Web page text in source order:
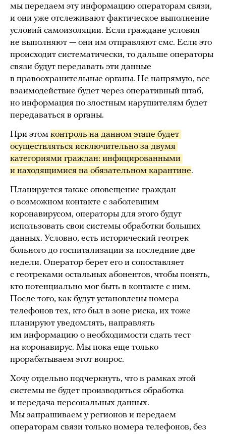
мы передаем эту информацию операторам связи,
и они уже отслеживают фактическое выполнение
условий самоизоляции. Если граждане условия
не выполняют — они им отправляют смс. Если это
происходит систематически, то дальше операторы
связи будут передавать эти данные
в правоохранительные органы. Не напрямую, все
взаимодействие будет через оперативный штаб,
но информация по злостным нарушителям будет
передаваться в органы.
При этом контроль на данном этапе будет
осуществляться исключительно за двумя
категориями граждан: инфицированными
и находящимися на обязательном карантине.
Планируется также оповещение граждан
о возможном контакте с заболевшим
коронавирусом, операторы для этого будут
использовать свои системы обработки больших
данных. Условно, есть исторический геотрек
больного до госпитализации за последние две
недели. Оператор берет его и сопоставляет
с геотреками остальных абонентов, чтобы понять,
кто потенциально мог быть в контакте с ним.
После того, как будут установлены номера
телефонов тех, кто был в зоне риска, их тоже
планируют уведомлять, направлять
им информацию о необходимости сдать тест
на коронавирус. Мы пока еще только
прорабатываем этот вопрос.
Хочу отдельно подчеркнуть, что в рамках этой
системы не будет производиться обработка
и передача персональных данных.
Мы запрашиваем у регионов и передаем
операторам связи только номера телефонов, без